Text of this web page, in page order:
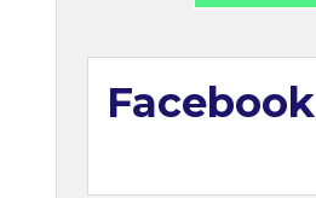
Facebook